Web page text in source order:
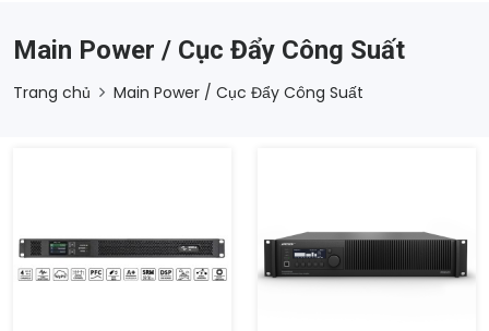
Main Power / Cục Đẩy Công Suất
Trang chủ Main Power / Cục Đẩy Công Suất